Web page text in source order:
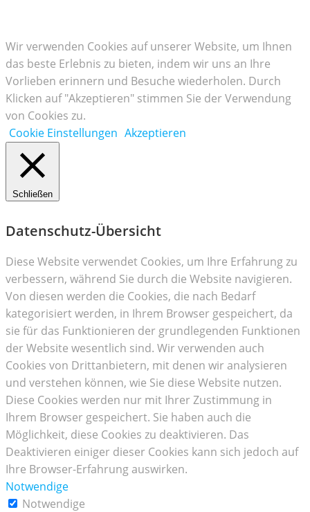
Wir verwenden Cookies auf unserer Website, um Ihnen
das beste Erlebnis zu bieten, indem wir uns an Ihre
Vorlieben erinnern und Besuche wiederholen. Durch
Klicken auf "Akzeptieren" stimmen Sie der Verwendung
von Cookies zu.
Cookie Einstellungen Akzeptieren
Schließen
Datenschutz-Übersicht
Diese Website verwendet Cookies, um Ihre Erfahrung zu
verbessern, während Sie durch die Website navigieren.
Von diesen werden die Cookies, die nach Bedarf
kategorisiert werden, in Ihrem Browser gespeichert, da
sie für das Funktionieren der grundlegenden Funktionen
der Website wesentlich sind. Wir verwenden auch
Cookies von Drittanbietern, mit denen wir analysieren
und verstehen können, wie Sie diese Website nutzen.
Diese Cookies werden nur mit Ihrer Zustimmung in
Ihrem Browser gespeichert. Sie haben auch die
Möglichkeit, diese Cookies zu deaktivieren. Das
Deaktivieren einiger dieser Cookies kann sich jedoch auf
Ihre Browser-Erfahrung auswirken.
Notwendige
Notwendige